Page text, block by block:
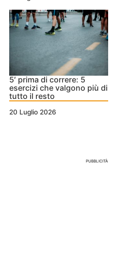
5′ prima di correre: 5
esercizi che valgono più di
tutto il resto
20 Luglio 2026
PUBBLICITÀ